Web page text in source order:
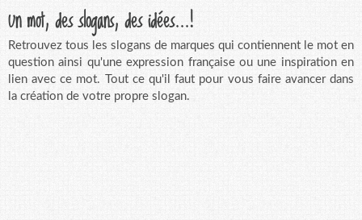
Un mot, des slogans, des idées...!
Retrouvez tous les slogans de marques qui contiennent le mot en
question ainsi qu'une expression française ou une inspiration en
lien avec ce mot. Tout ce qu'il faut pour vous faire avancer dans
la création de votre propre slogan.